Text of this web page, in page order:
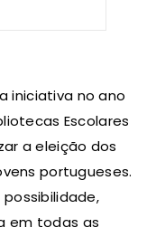
iniciativa no ano
Escolares
a eleição dos
portugueses.
em todas as